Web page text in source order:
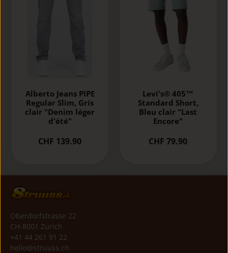
Alberto Jeans PIPE
Regular Slim, Gris
clair "Denim léger
d'été"
CHF 139.90
Levi's® 405™
Standard Short,
Bleu clair "Last
Encore"
CHF 79.90
Oberdorfstrasse 22
CH-8001 Zurich
+41 44 261 91 22
hello@struuss.ch